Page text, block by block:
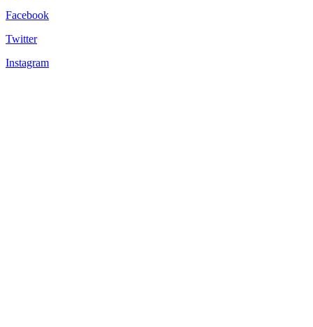
Facebook
Twitter
Instagram